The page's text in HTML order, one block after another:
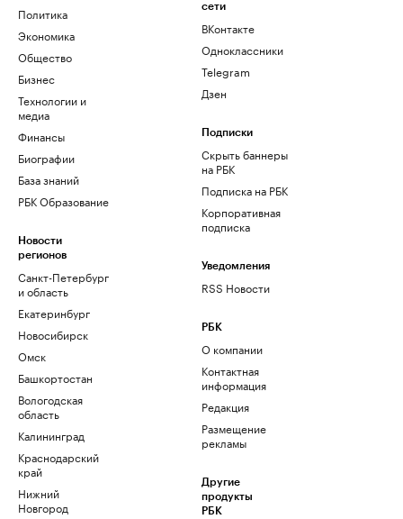
Политика
Экономика
Общество
Бизнес
Технологии и
медиа
Финансы
Биографии
База знаний
РБК Образование
Новости
регионов
Санкт-Петербург
и область
Екатеринбург
Новосибирск
Омск
Башкортостан
Вологодская
область
Калининград
Краснодарский
край
Нижний
Новгород
сети
ВКонтакте
Одноклассники
Telegram
Дзен
Подписки
Скрыть баннеры
на РБК
Подписка на РБК
Корпоративная
подписка
Уведомления
RSS Новости
РБК
О компании
Контактная
информация
Редакция
Размещение
рекламы
Другие
продукты
РБК